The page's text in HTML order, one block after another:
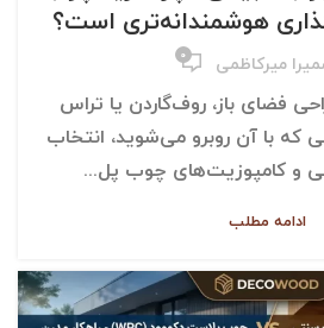
هوشمندانه‌تری است؟
میرکاظمی ۰
فضای باز، روف‌گاردن یا تراس
که با آن روبرو می‌شوید، انتخاب
و کامپوزیت‌های چوب پل...
ادامه مطلب